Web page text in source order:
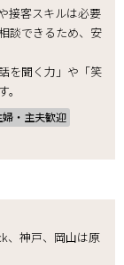
接客スキルは必要
談できるため、安
を聞く力」や「笑
婦・主夫歓迎
、神戸、岡山は原